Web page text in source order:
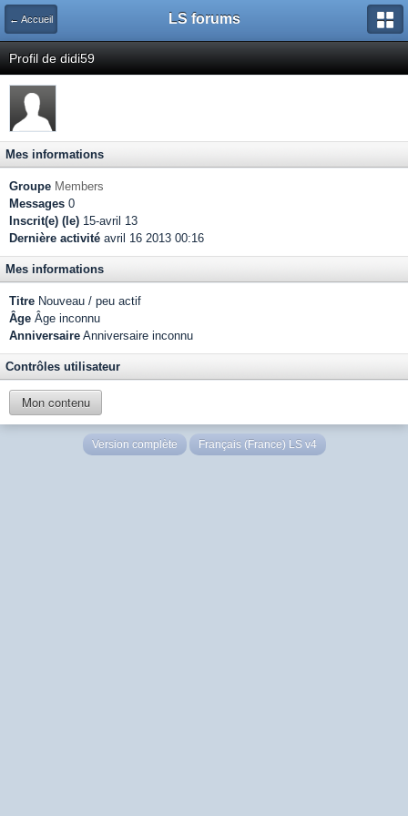
← Accueil LS forums
Profil de didi59
Mes informations
Groupe Members
Messages 0
Inscrit(e) (le) 15-avril 13
Dernière activité avril 16 2013 00:16
Mes informations
Titre Nouveau / peu actif
Âge Âge inconnu
Anniversaire Anniversaire inconnu
Contrôles utilisateur
Mon contenu
Version complète Français (France) LS v4